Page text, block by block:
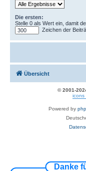
Die ersten:
Stelle 0 als Wert ein, damit
Zeichen der
Übersicht
© 2001-
icons
Powered by
Danke